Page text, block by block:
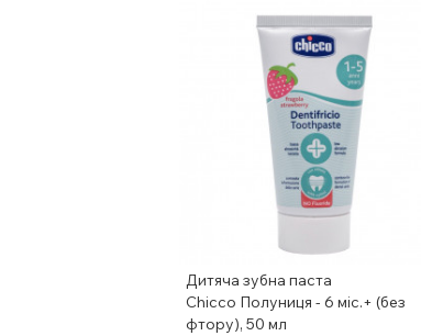
Дитяча зубна паста
Chicco Полуниця - 6 міс.+ (без
фтору), 50 мл